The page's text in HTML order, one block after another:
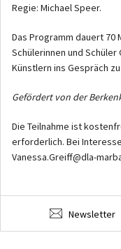
Regie: Michael Speer.
Das Programm dauert 70
Schülerinnen und
Künstlern ins Gespräch
Gefördert von der
Die Teilnahme ist
erforderlich. Bei
Vanessa.Greiff@dla-
Newsletter